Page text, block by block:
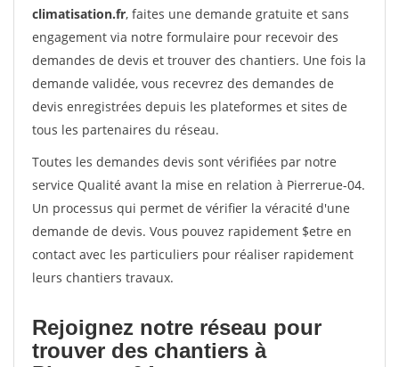
climatisation.fr, faites une demande gratuite et sans
engagement via notre formulaire pour recevoir des
demandes de devis et trouver des chantiers. Une fois la
demande validée, vous recevrez des demandes de
devis enregistrées depuis les plateformes et sites de
tous les partenaires du réseau.
Toutes les demandes devis sont vérifiées par notre
service Qualité avant la mise en relation à Pierrerue-04.
Un processus qui permet de vérifier la véracité d'une
demande de devis. Vous pouvez rapidement $etre en
contact avec les particuliers pour réaliser rapidement
leurs chantiers travaux.
Rejoignez notre réseau pour
trouver des chantiers à